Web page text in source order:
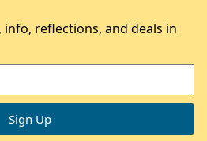
info, reflections, and deals in